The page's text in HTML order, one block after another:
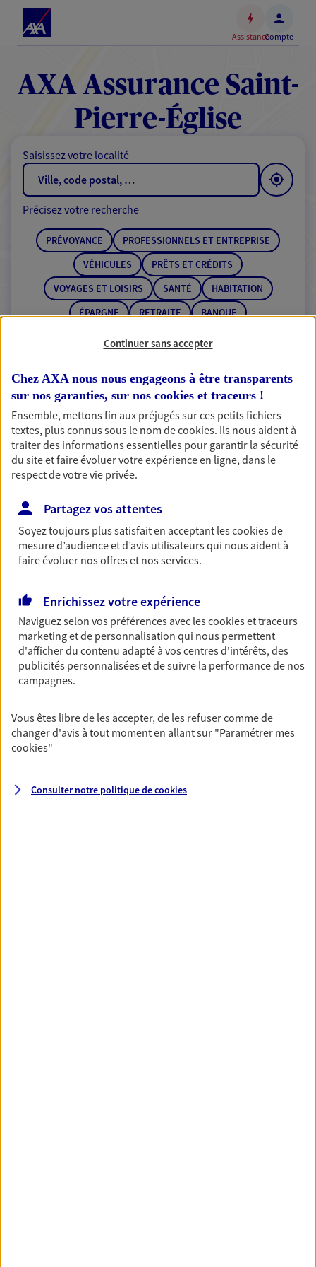
Accéder
contenu
principal
Accéder
au
de
AssistanceCompte
AXA Assurance Saint-
Pierre-Église
Saisissez votre localité
RECHERCHER
Précisez votre recherche
PRÉVOYANCE
PROFESSIONNELS ET ENTREPRISE
VÉHICULES
PRÊTS ET CRÉDITS
VOYAGES ET LOISIRS
SANTÉ
HABITATION
ÉPARGNE
RETRAITE BANQUE
1 résultat correspond à votre
recherche
Passer les
résultats
Brillant-Leblond
France
56 Place De L Abbe De St Pierre, 50330 St Pierre Eglise
Agence accessible
Horaires : Fermé
Ouvre le 10 août à 14:00
NOUS CONTACTER
VOIR NOTRE SITE WEB
Continuer sans accepter
Chez AXA nous nous engageons à être transparents
sur nos garanties, sur nos cookies et traceurs !
Ensemble, mettons fin aux préjugés sur ces petits fichiers
textes, plus connus sous le nom decookies. Ils nous aident à
traiter des informations essentielles pour garantir la sécurité
du site et faire évoluer votre expérience en ligne, dans le
respect de votre vie privée.
Partagez vos attentes
Soyez toujours plus satisfait en acceptant lescookiesde
mesure d’audience et d’avis utilisateurs qui nous aident à
faire évoluer nos offres et nos services.
Enrichissez votre expérience
Naviguez selon vos préférences avec lescookies et traceurs
marketing et de personnalisation qui nous permettent
d'afficher du contenu adapté à vos centres d'intérêts, des
publicités personnalisées et de suivre la performance de nos
campagnes.
Vous êtes libre de les accepter, de les refuser comme de
changer d'avis à tout moment en allant sur "Paramétrer mes
cookies"
Consulter notre politique decookies